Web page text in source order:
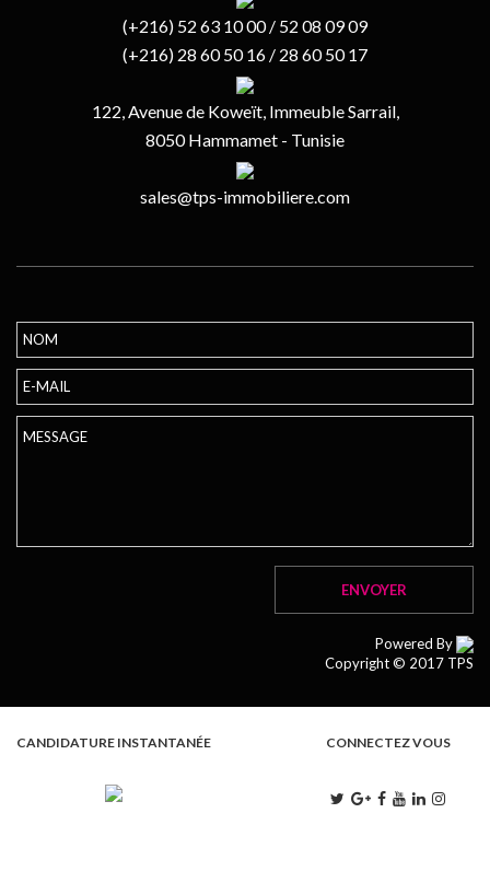
(+216) 52 63 10 00 / 52 08 09 09
(+216) 28 60 50 16 / 28 60 50 17
122, Avenue de Koweït, Immeuble Sarrail,
8050 Hammamet - Tunisie
sales@tps-immobiliere.com
Powered By
Copyright © 2017 TPS
CANDIDATURE INSTANTANÉE CONNECTEZ VOUS